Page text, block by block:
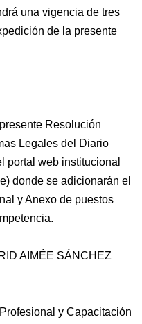
una vigencia de tres
de la presente
Resolución
Legales del Diario
portal web institucional
donde se adicionarán el
y Anexo de puestos
AIMÉE SÁNCHEZ
y Capacitación